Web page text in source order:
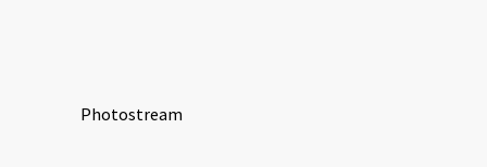
Photostream